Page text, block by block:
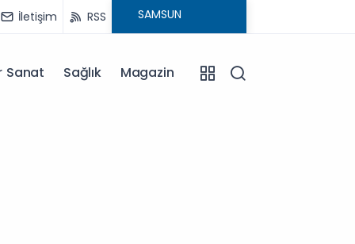
İletişim RSS
Sanat Sağlık Magazin